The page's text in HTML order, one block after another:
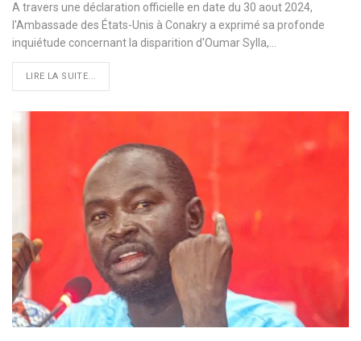
A travers une déclaration officielle en date du 30 aout 2024,
l'Ambassade des États-Unis à Conakry a exprimé sa profonde
inquiétude concernant la disparition d'Oumar Sylla,…
LIRE LA SUITE...